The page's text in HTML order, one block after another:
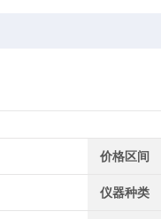
价格区间
仪器种类